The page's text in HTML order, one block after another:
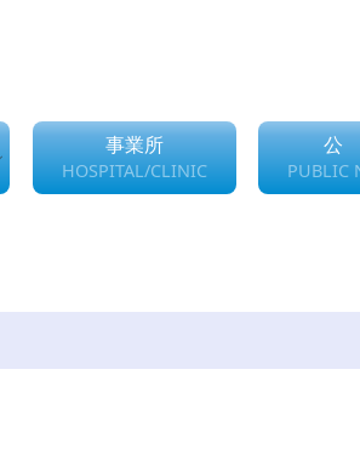
事業所
HOSPITAL/CLINIC
公
PUBLIC